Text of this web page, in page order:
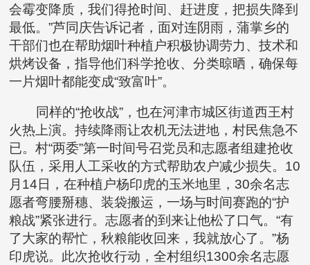
会霉变降质，我们得抢时间、赶进度，把损失降到
最低。”芦同庆告诉记者，面对连阴雨，蒲掌乡的
干部们也在帮助烟叶种植户积极协调劳力、技术和
烘烤设备，指导他们科学抢收、分类晾晒，确保每
一片烟叶都能变成“致富叶”。
同样的“抢收战”，也在河津市城区街道西王村
火热上演。持续降雨让农机无法进地，村民焦急不
已。村“两委”第一时间号召党员和志愿者组建抢收
队伍，采用人工采收的方式帮助农户减少损失。10
月14日，在种植户杨印虎的玉米地里，30余名志
愿者弯腰掰穗、装袋搬运，一场与时间赛跑的“护
粮战”紧张进行。志愿者的到来让他松了口气。“有
了大家的帮忙，秋粮能收回来，我就放心了。”杨
印虎说。此次抢收行动，全村组织1300余名志愿